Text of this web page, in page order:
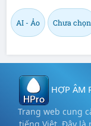
AI - Ảo Chưa chọn
HỢP ÂM
Trang web cung
tiếng Việt. Đây là